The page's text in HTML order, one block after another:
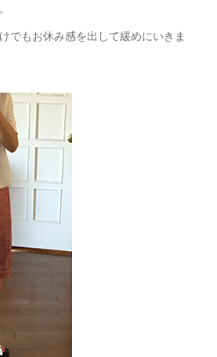
でもお休み感を出して緩めにいきま